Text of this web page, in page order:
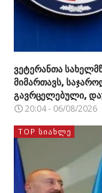
ვეტერანთა
მიმართავს,
გავრცელებული,
20:04 - 06/08/2026
TOP ᲡᲘᲐᲮᲚᲔ